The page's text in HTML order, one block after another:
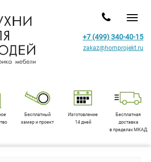
Бесплатный
замер и проект
Изготовление
14 дней
Бесплатная
доставка
в пределах МКАД
+7 (499) 340-40-15
zakaz@homprojekt.ru